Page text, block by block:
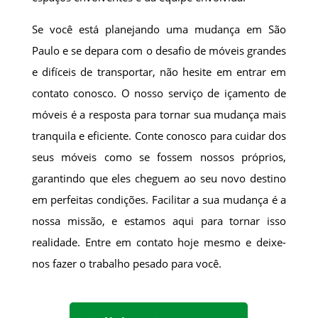
Se você está planejando uma mudança em São
Paulo e se depara com o desafio de móveis grandes
e difíceis de transportar, não hesite em entrar em
contato conosco. O nosso serviço de içamento de
móveis é a resposta para tornar sua mudança mais
tranquila e eficiente. Conte conosco para cuidar dos
seus móveis como se fossem nossos próprios,
garantindo que eles cheguem ao seu novo destino
em perfeitas condições. Facilitar a sua mudança é a
nossa missão, e estamos aqui para tornar isso
realidade. Entre em contato hoje mesmo e deixe-
nos fazer o trabalho pesado para você.